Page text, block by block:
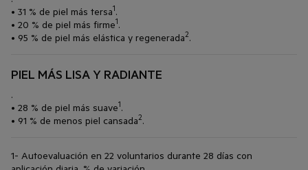
• 31 % de piel más tersa1.
• 20 % de piel más firme1.
• 95 % de piel más elástica y regenerada2.
PIEL MÁS LISA Y RADIANTE
.
• 28 % de piel más suave1.
• 91 % de menos piel cansada2.
1- Autoevaluación en 22 voluntarios durante 28 días con